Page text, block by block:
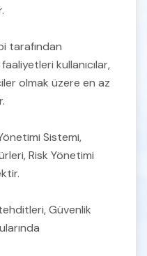
tarafından
kullanıcılar,
olmak üzere en az
Sistemi,
Risk Yönetimi
Güvenlik